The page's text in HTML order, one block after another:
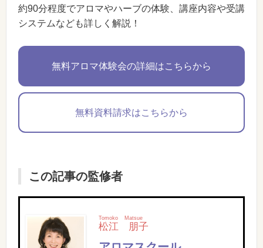
約90分程度でアロマやハーブの体験、講座内容や受講
システムなども詳しく解説！
無料アロマ体験会の詳細はこちらから
無料資料請求はこちらから
この記事の監修者
松江
Tomoko
朋子
Matsue